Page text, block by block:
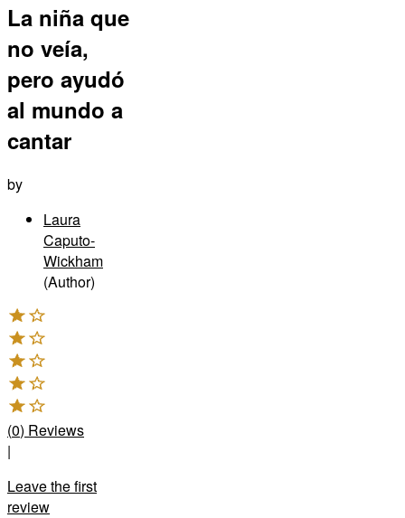
La niña que
no veía,
pero ayudó
al mundo a
cantar
by
Laura
Caputo-
Wickham
(Author)
(0) Reviews
|
Leave the first
review